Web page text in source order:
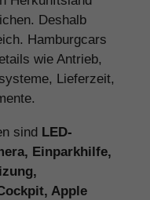
Deshalb
Hamburgcars
wie Antrieb,
Lieferzeit,
sind LED-
Einparkhilfe,
Apple